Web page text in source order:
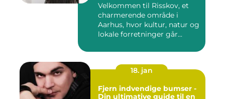
Velkommen til Risskov, et
charmerende område i
Aarhus, hvor kultur, natur og
lokale forretninger går...
18. jan
Fjern indvendige bumser -
Din ultimative guide til en